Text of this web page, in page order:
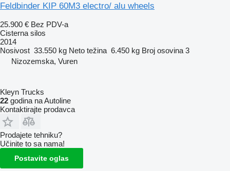
Feldbinder KIP 60M3 electro/ alu wheels
25.900 € Bez PDV-a
Cisterna silos
2014
Nosivost 33.550 kg Neto težina 6.450 kg Broj osovina 3
Nizozemska, Vuren
Kleyn Trucks
22 godina na Autoline
Kontaktirajte prodavca
Prodajete tehniku?
Učinite to sa nama!
Postavite oglas